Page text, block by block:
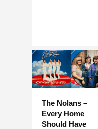
The Nolans –
Every Home
Should Have